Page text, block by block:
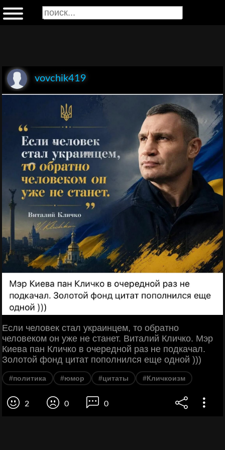
vovchik419
Если человек стал украинцем, то обратно
человеком он уже не станет. Виталий Кличко. Мэр
Киева пан Кличко в очередной раз не подкачал.
Золотой фонд цитат пополнился еще одной )))
#политика #юмор #цитаты #Кличкоизм
2 0 0